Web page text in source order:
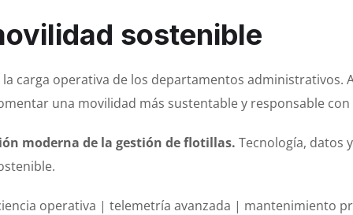
sostenible
carga operativa de los departamentos administrativos.
una movilidad más sustentable y responsable
moderna de la gestión de flotillas. Tecnología, datos
operativa | telemetría avanzada | mantenimiento